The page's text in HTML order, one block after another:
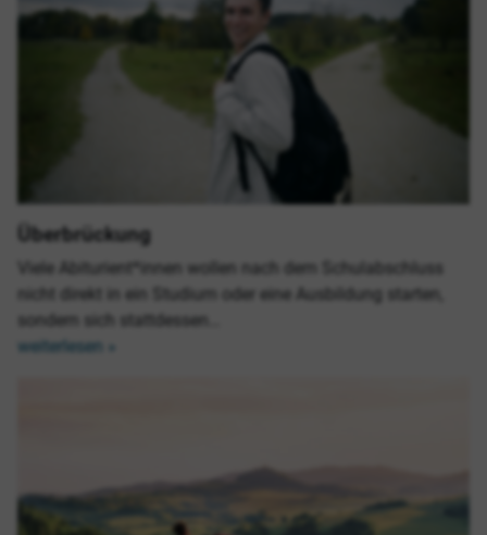
Überbrückung
Viele Abiturient*innen wollen nach dem Schulabschluss
nicht direkt in ein Studium oder eine Ausbildung starten,
sondern sich stattdessen…
weiterlesen »